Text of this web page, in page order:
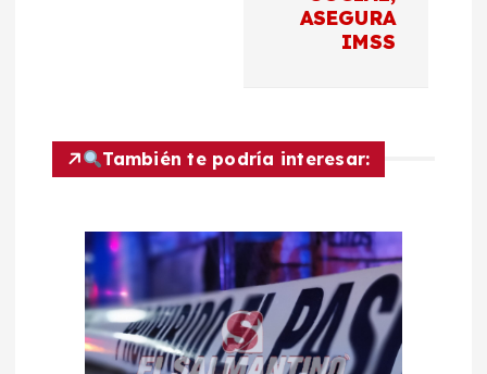
c
ASEGURA
IMSS
También te podría interesar: